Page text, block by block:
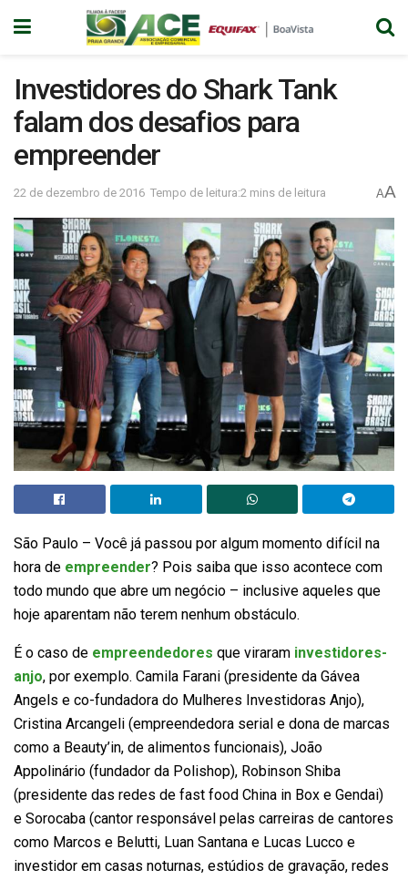
Investidores do Shark Tank
falam dos desafios para
empreender
22 de dezembro de 2016 Tempo de leitura:2 mins de leitura AA
São Paulo – Você já passou por algum momento difícil na
hora de empreender? Pois saiba que isso acontece com
todo mundo que abre um negócio – inclusive aqueles que
hoje aparentam não terem nenhum obstáculo.
É o caso de empreendedores que viraram investidores-
anjo, por exemplo. Camila Farani (presidente da Gávea
Angels e co-fundadora do Mulheres Investidoras Anjo),
Cristina Arcangeli (empreendedora serial e dona de marcas
como a Beauty’in, de alimentos funcionais), João
Appolinário (fundador da Polishop), Robinson Shiba
(presidente das redes de fast food China in Box e Gendai)
e Sorocaba (cantor responsável pelas carreiras de cantores
como Marcos e Belutti, Luan Santana e Lucas Lucco e
investidor em casas noturnas, estúdios de gravação, redes